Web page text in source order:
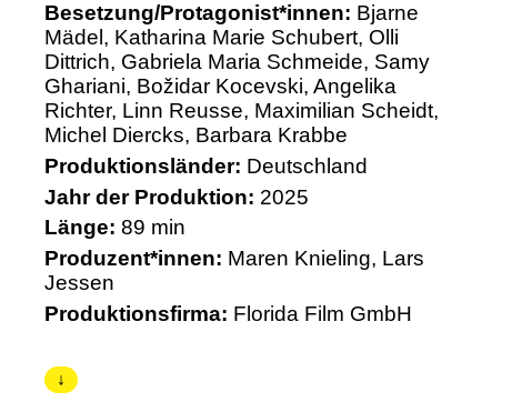
Besetzung/Protagonist*innen: Bjarne
Mädel, Katharina Marie Schubert, Olli
Dittrich, Gabriela Maria Schmeide, Samy
Ghariani, Božidar Kocevski, Angelika
Richter, Linn Reusse, Maximilian Scheidt,
Michel Diercks, Barbara Krabbe
Produktionsländer: Deutschland
Jahr der Produktion: 2025
Länge: 89 min
Produzent*innen: Maren Knieling, Lars
Jessen
Produktionsfirma: Florida Film GmbH
↓